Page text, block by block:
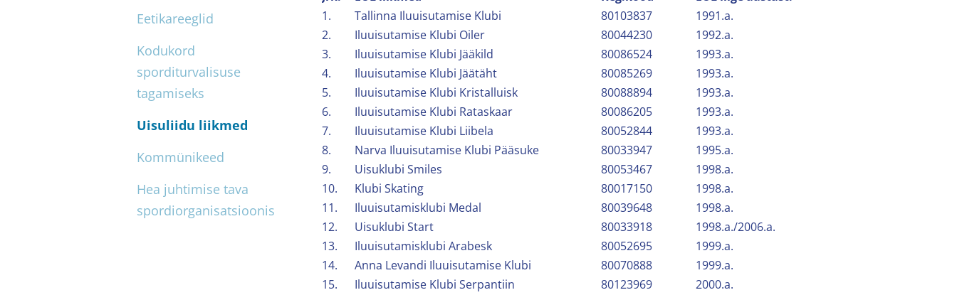
Eetikareeglid
Kodukord
sporditurvalisuse
tagamiseks
Uisuliidu liikmed
Kommünikeed
Hea juhtimise tava
spordiorganisatsioonis
1.
Tallinna Iluuisutamise Klubi 80103837
1991.a.
2.
Iluuisutamise Klubi Oiler 80044230
1992.a.
3.
Iluuisutamise Klubi Jääkild 80086524
1993.a.
4.
Iluuisutamise Klubi Jäätäht 80085269
1993.a.
5.
Iluuisutamise Klubi Kristalluisk 80088894
1993.a.
6.
Iluuisutamise Klubi Rataskaar 80086205
1993.a.
7.
Iluuisutamise Klubi Liibela 80052844
1993.a.
8.
Narva Iluuisutamise Klubi Pääsuke 80033947
1995.a.
9.
Uisuklubi Smiles 80053467
1998.a.
10.
Klubi Skating 80017150
1998.a.
11.
Iluuisutamisklubi Medal 80039648
1998.a.
12.
Uisuklubi Start 80033918
1998.a./2006.a.
13.
Iluuisutamisklubi Arabesk 80052695
1999.a.
14.
Anna Levandi Iluuisutamise Klubi 80070888
1999.a.
15.
Iluuisutamise Klubi Serpantiin 80123969
2000.a.